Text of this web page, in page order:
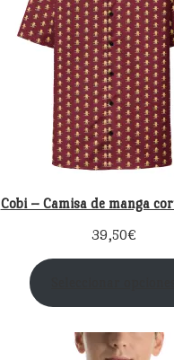
Cobi – Camisa de manga
39,50€